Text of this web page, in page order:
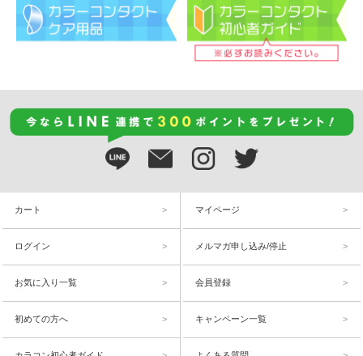
カート マイページ
ログイン メルマガ申し込み/停止
お気に入り一覧 会員登録
初めての方へ キャンペーン一覧